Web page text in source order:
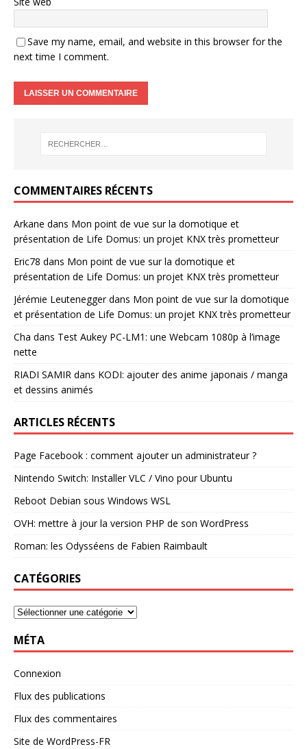
Save my name, email, and website in this browser for the
next time I comment.
COMMENTAIRES RÉCENTS
Arkane dans Mon point de vue sur la domotique et
présentation de Life Domus: un projet KNX très prometteur
Eric78 dans Mon point de vue sur la domotique et
présentation de Life Domus: un projet KNX très prometteur
Jérémie Leuteneggerdans Mon point de vue sur la domotique
et présentation de Life Domus: un projet KNX très prometteur
Cha dans Test Aukey PC-LM1: une Webcam 1080p à l’image
nette
RIADI SAMIR dans KODI: ajouter des anime japonais / manga
et dessins animés
ARTICLES RÉCENTS
Page Facebook : comment ajouter un administrateur ?
Nintendo Switch: Installer VLC / Vino pour Ubuntu
Reboot Debian sous Windows WSL
OVH: mettre à jour la version PHP de son WordPress
Roman: les Odysséens de Fabien Raimbault
CATÉGORIES
MÉTA
Connexion
Flux des publications
Flux des commentaires
Site de WordPress-FR